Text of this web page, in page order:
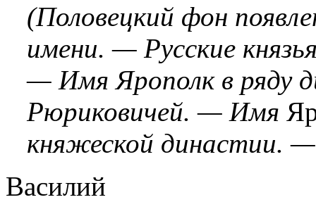
(Половецкий фон
имени. — Русские
— Имя Ярополк в ряду
Рюриковичей. — Имя
княжеской династии.
Василий